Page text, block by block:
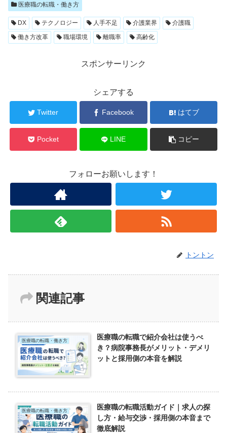
医療職の転職・働き方
DX テクノロジー 人手不足 介護業界
介護職
働き方改革
職場環境 離職率 高齢化
スポンサーリンク
シェアする
Twitter Facebook はてブ
Pocket LINE コピー
フォローお願いします！
トントン
関連記事
医療職の転職・働き方
医療職の転職で紹介会社は使うべ
き？病院事務長がメリット・デメリ
ットと採用側の本音を解説
医療職の転職・働き方
医療職の転職活動ガイド｜求人の探
し方・給与交渉・採用側の本音まで
徹底解説